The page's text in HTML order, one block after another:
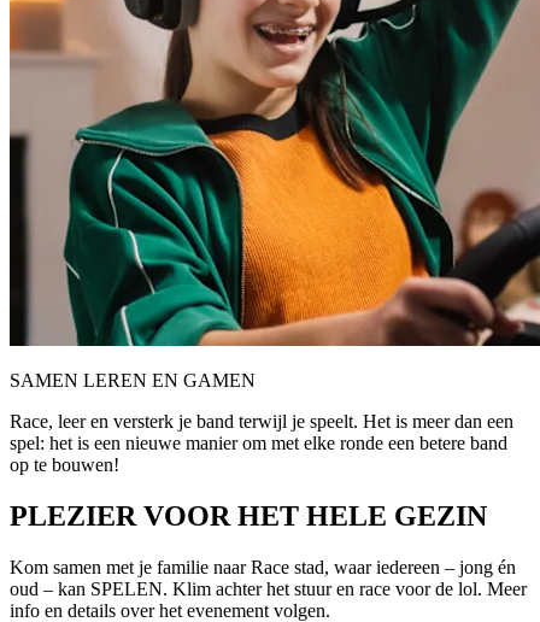
SAMEN LEREN EN GAMEN
Race, leer en versterk je band terwijl je speelt. Het is meer dan een
spel: het is een nieuwe manier om met elke ronde een betere band
op te bouwen!
PLEZIER VOOR HET HELE GEZIN
Kom samen met je familie naar Race stad, waar iedereen – jong én
oud – kan SPELEN. Klim achter het stuur en race voor de lol. Meer
info en details over het evenement volgen.